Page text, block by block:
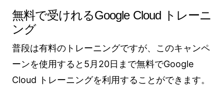
無料で受けれるGoogle Cloud トレーニ
ング
普段は有料のトレーニングですが、このキャンペ
ーンを使用すると5月20日まで無料でGoogle
Cloud トレーニングを利用することができます。